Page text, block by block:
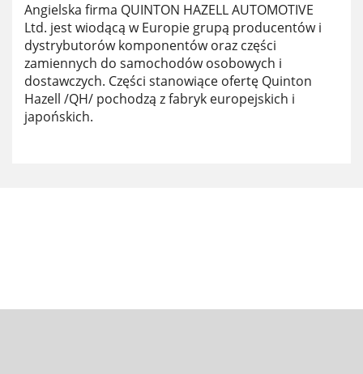
Angielska firma QUINTON HAZELL AUTOMOTIVE
Ltd. jest wiodącą w Europie grupą producentów i
dystrybutorów komponentów oraz części
zamiennych do samochodów osobowych i
dostawczych. Części stanowiące ofertę Quinton
Hazell /QH/ pochodzą z fabryk europejskich i
japońskich.